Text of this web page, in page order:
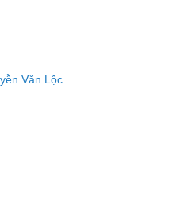
Văn Lộc